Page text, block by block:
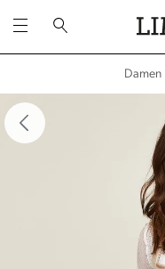
Damen
überspringen